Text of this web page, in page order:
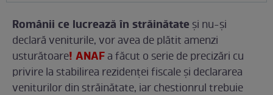
Românii ce lucrează în străinătate și nu-și
declară veniturile, vor avea de plătit amenzi
usturătoare! ANAFa făcut o serie de precizări cu
privire la stabilirea rezidenţei fiscale şi declararea
veniturilor din străinătate, iar chestionrul trebuie